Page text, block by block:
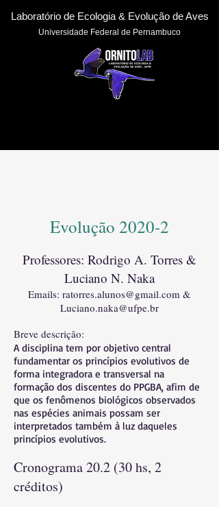
Laboratório de Ecologia & Evolução de Aves
Universidade Federal de Pernambuco
Evolução 2020-2
Professores: Rodrigo A. Torres &
Luciano N. Naka
​​Emails: ratorres.alunos@gmail.com &
Luciano.naka@ufpe.br
Breve descrição:
A disciplina tem por objetivo central
fundamentar os princípios evolutivos de
forma integradora e transversal na
formação dos discentes do PPGBA, afim de
que os fenômenos biológicos observados
nas espécies animais possam ser
interpretados também à luz daqueles
princípios evolutivos.
Cronograma 20.2 (30 hs, 2
créditos)